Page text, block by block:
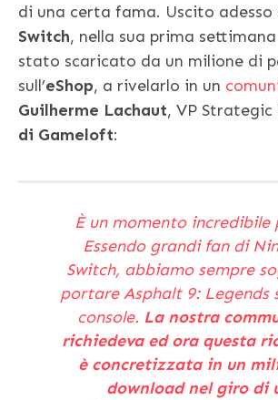
di una certa fama. Uscito adesso
Switch, nella sua prima
stato scaricato da un milione di
sull’eShop, a rivelarlo in un
Guilherme Lachaut, VP Strategic
di Gameloft:
È un momento incredibile
Essendo grandi fan di
Switch, abbiamo sempre
portare Asphalt 9: Legends
console. La nostra
richiedeva ed ora questa
è concretizzata in un
download nel giro di